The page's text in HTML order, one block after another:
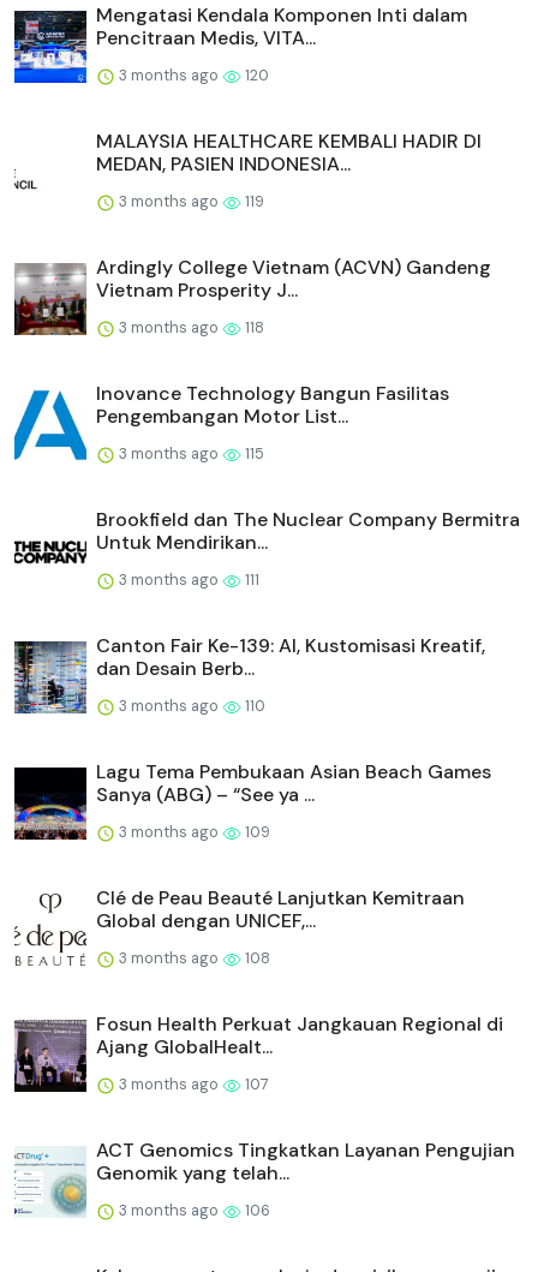
Mengatasi Kendala Komponen Inti dalam
Pencitraan Medis, VITA...
3 months ago 120
MALAYSIA HEALTHCARE KEMBALI HADIR DI
MEDAN, PASIEN INDONESIA...
3 months ago 119
Ardingly College Vietnam (ACVN) Gandeng
Vietnam Prosperity J...
3 months ago 118
Inovance Technology Bangun Fasilitas
Pengembangan Motor List...
3 months ago 115
Brookfield dan The Nuclear Company Bermitra
Untuk Mendirikan...
3 months ago 111
Canton Fair Ke-139: AI, Kustomisasi Kreatif,
dan Desain Berb...
3 months ago 110
Lagu Tema Pembukaan Asian Beach Games
Sanya (ABG) – “See ya ...
3 months ago 109
Clé de Peau Beauté Lanjutkan Kemitraan
Global dengan UNICEF,...
3 months ago 108
Fosun Health Perkuat Jangkauan Regional di
Ajang GlobalHealt...
3 months ago 107
ACT Genomics Tingkatkan Layanan Pengujian
Genomik yang telah...
3 months ago 106